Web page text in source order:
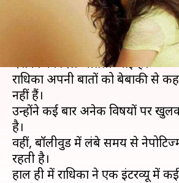
बॉलीवुड अभिनेत्री राधिका आप्टे अपने
दर्शकों का दिल जीतती आईं हैं।
राधिका अपनी बातों को बेबाकी से
नहीं हैं।
उन्होंने कई बार अनेक विषयों पर
है।
वहीं, बॉलीवुड में लंबे समय से
रहती है।
हाल ही में राधिका ने एक इंटरव्यू में